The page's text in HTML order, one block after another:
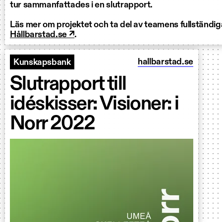
tur sammanfattades i en slutrapport.
Läs mer om projektet och ta del av teamens
Hållbarstad.se ↗.
Kunskapsbank hallbarstad.se
Slutrapport till
idéskisser: Visioner: i
Norr 2022